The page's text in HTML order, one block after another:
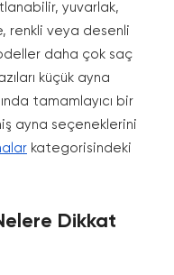
yuvarlak,
renkli veya desenli
daha çok saç
küçük ayna
tamamlayıcı bir
ayna seçeneklerini
kategorisindeki
Dikkat